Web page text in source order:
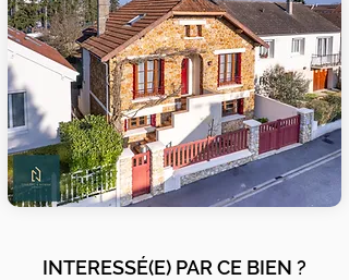
INTERESSÉ(E) PAR CE BIEN ?